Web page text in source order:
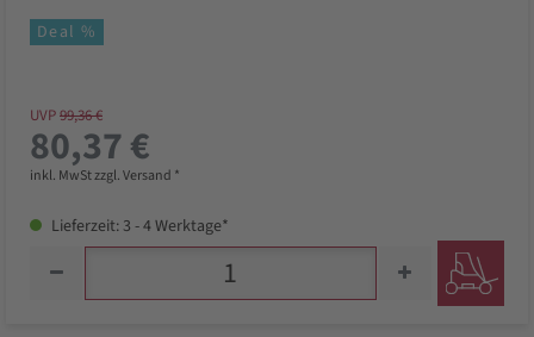
Deal %
UVP99,36 €
80,37 €
inkl. MwSt zzgl. Versand *
Lieferzeit: 3 - 4 Werktage*